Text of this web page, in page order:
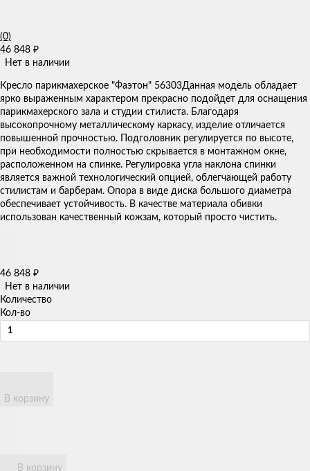
(0)
46 848 ₽
Нет в наличии
​Кресло парикмахерское "Фаэтон" 56303​ Данная модель обладает
ярко выраженным характером прекрасно подойдет для оснащения
парикмахерского зала и студии стилиста. Благодаря
высокопрочному металлическому каркасу, изделие отличается
повышенной прочностью. Подголовник регулируется по высоте,
при необходимости полностью скрывается в монтажном окне,
расположенном на спинке. Регулировка угла наклона спинки
является важной технологический опцией, облегчающей работу
стилистам и барберам. Опора в виде диска большого диаметра
обеспечивает устойчивость. В качестве материала обивки
использован качественный кожзам, который просто чистить.​
46 848 ₽
Нет в наличии
Количество
Кол-во
В корзину
В корзину